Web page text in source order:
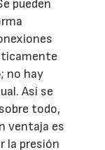
pueden
no hay
Así se
todo,
ventaja es
la presión